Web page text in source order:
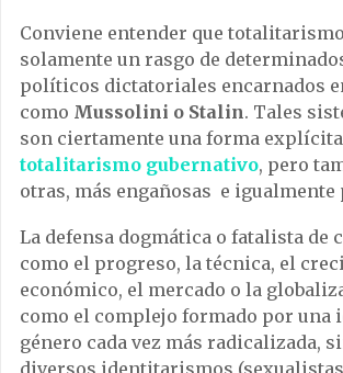
Conviene entender que
solamente un rasgo de
políticos dictatoriales encarnados
como Mussolini o Stalin. Tales
son ciertamente una forma
totalitarismo gubernativo, pero
otras, más engañosas e igualmente
La defensa dogmática o fatalista de
como el progreso, la técnica, el
económico, el mercado o la
como el complejo formado por una
género cada vez más radicalizada,